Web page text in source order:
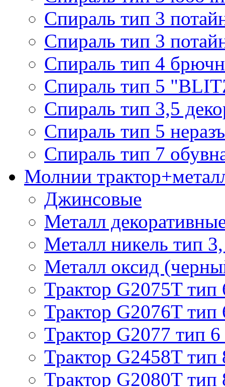
Спираль тип 3
Спираль тип 3
Спираль тип 4
Спираль тип 5
Спираль тип 3,5
Спираль тип 5
Спираль тип 7
Молнии
Джинсовые
Металл
Металл никель тип
Металл оксид
Трактор G2075T тип
Трактор G2076T тип
Трактор G2077 тип 6
Трактор G2458T тип
Трактор G2080T тип